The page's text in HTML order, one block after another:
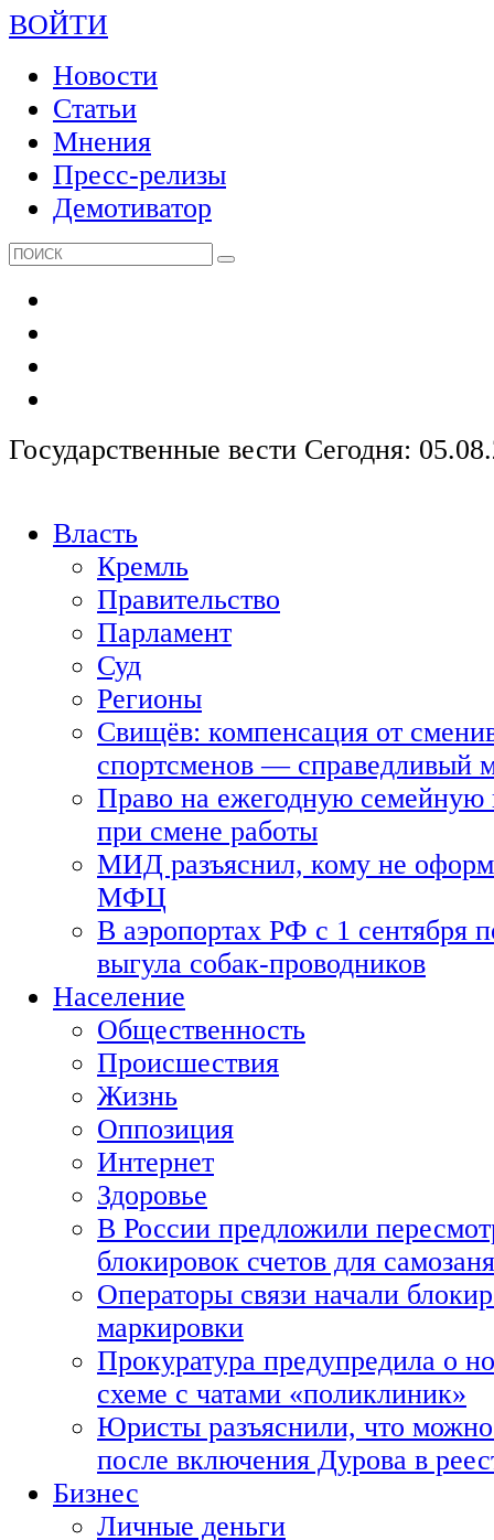
ВОЙТИ
Новости
Статьи
Мнения
Пресс-релизы
Демотиватор
Государственные вести Сегодня:
Власть
Кремль
Правительство
Парламент
Суд
Регионы
Свищёв: компенсация от
спортсменов — справедливый
Право на ежегодную семейную
при смене работы
МИД разъяснил, кому не
МФЦ
В аэропортах РФ с 1 сентября
выгула собак-проводников
Население
Общественность
Происшествия
Жизнь
Оппозиция
Интернет
Здоровье
В России предложили
блокировок счетов для
Операторы связи начали
маркировки
Прокуратура предупредила о
схеме с чатами «поликлиник»
Юристы разъяснили, что можно
после включения Дурова в
Бизнес
Личные деньги